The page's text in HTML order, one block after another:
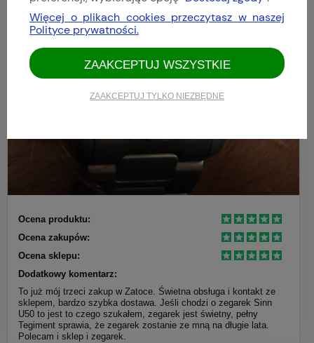
Ocena produktu:
Ocena zakupów:
Ocena sklepu:
Dodatkowy komentarz:
To już mój trzeci zakup w Zatoce. Świetna obsługa i kontakt ze
sklepem, bardzo szybka dostawa. Jeśli chodzi o zegarek Sinn
U50 to jest to czego szukałem, zegarek jest świetny, pełny
Tegiment sprawia, że zegarek zostanie ze mną na długie lata.
Polecam i sklep i zegarek.
Więcej o plikach cookies przeczytasz w naszej
Polityce prywatności.
ZAAKCEPTUJ TYLKO NIEZBĘDNE
ZAAKCEPTUJ WSZYSTKIE